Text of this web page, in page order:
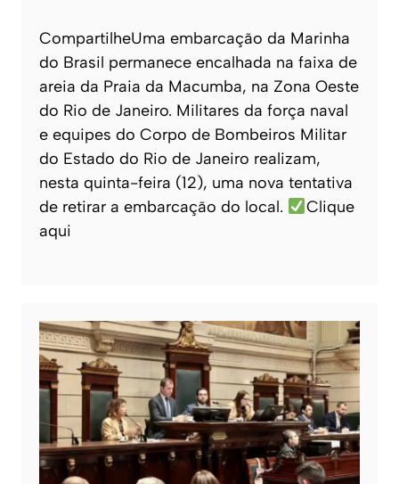
CompartilheUma embarcação da Marinha
do Brasil permanece encalhada na faixa de
areia da Praia da Macumba, na Zona Oeste
do Rio de Janeiro. Militares da força naval
e equipes do Corpo de Bombeiros Militar
do Estado do Rio de Janeiro realizam,
nesta quinta-feira (12), uma nova tentativa
de retirar a embarcação do local.
Clique
aqui